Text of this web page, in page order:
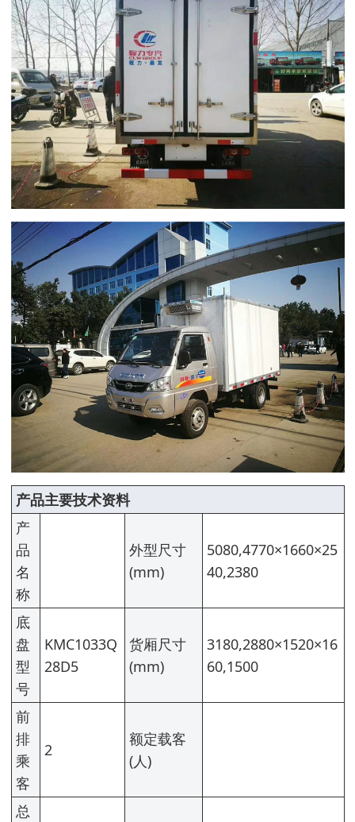
产品主要技术资料
产
品
名
称
外型尺寸
(mm)
5080,4770×1660×25
40,2380
底
盘
型
号
KMC1033Q
28D5
货厢尺寸
(mm)
3180,2880×1520×16
60,1500
前
排
乘
客
2
额定载客
(人)
总